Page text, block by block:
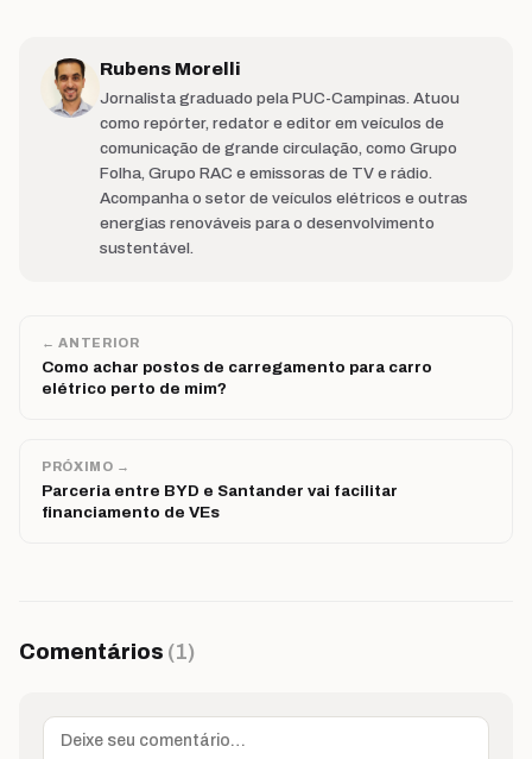
Rubens Morelli
Jornalista graduado pela PUC-Campinas. Atuou
como repórter, redator e editor em veículos de
comunicação de grande circulação, como Grupo
Folha, Grupo RAC e emissoras de TV e rádio.
Acompanha o setor de veículos elétricos e outras
energias renováveis para o desenvolvimento
sustentável.
← ANTERIOR
Como achar postos de carregamento para carro
elétrico perto de mim?
PRÓXIMO →
Parceria entre BYD e Santander vai facilitar
financiamento de VEs
Comentários (1)